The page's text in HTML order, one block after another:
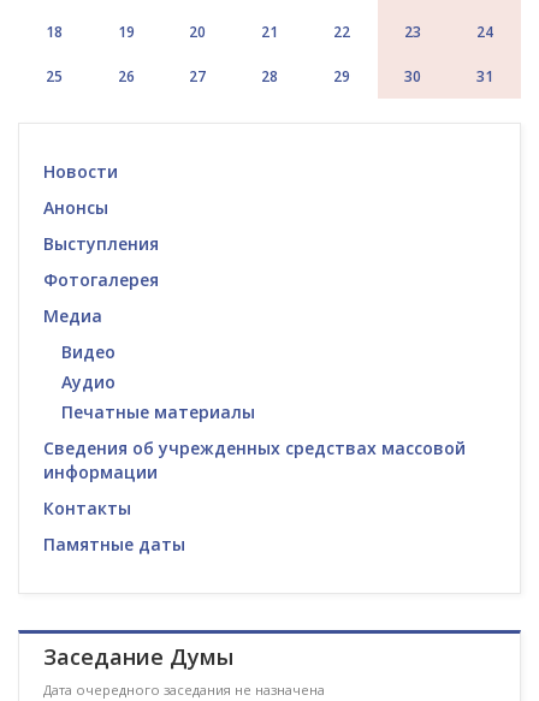
18 19 20 21 22 23 24
25 26 27 28 29 30 31
Новости
Анонсы
Выступления
Фотогалерея
Медиа
Видео
Аудио
Печатные материалы
Сведения об учрежденных средствах массовой
информации
Контакты
Памятные даты
Заседание Думы
Дата очередного заседания не назначена